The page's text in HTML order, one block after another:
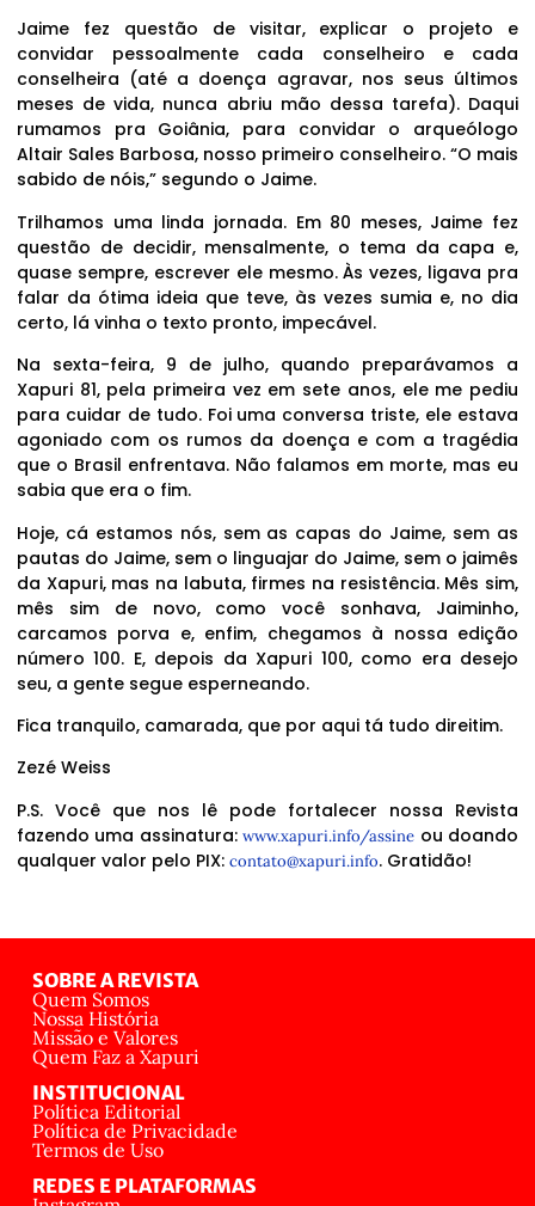
Jaime fez questão de visitar, explicar o projeto e
convidar pessoalmente cada conselheiro e cada
conselheira (até a doença agravar, nos seus últimos
meses de vida, nunca abriu mão dessa tarefa). Daqui
rumamos pra Goiânia, para convidar o arqueólogo
Altair Sales Barbosa, nosso primeiro conselheiro. “O mais
sabido de nóis,” segundo o Jaime.
Trilhamos uma linda jornada. Em 80 meses, Jaime fez
questão de decidir, mensalmente, o tema da capa e,
quase sempre, escrever ele mesmo. Às vezes, ligava pra
falar da ótima ideia que teve, às vezes sumia e, no dia
certo, lá vinha o texto pronto, impecável.
Na sexta-feira, 9 de julho, quando preparávamos a
Xapuri 81, pela primeira vez em sete anos, ele me pediu
para cuidar de tudo. Foi uma conversa triste, ele estava
agoniado com os rumos da doença e com a tragédia
que o Brasil enfrentava. Não falamos em morte, mas eu
sabia que era o fim.
Hoje, cá estamos nós, sem as capas do Jaime, sem as
pautas do Jaime, sem o linguajar do Jaime, sem o jaimês
da Xapuri, mas na labuta, firmes na resistência. Mês sim,
mês sim de novo, como você sonhava, Jaiminho,
carcamos porva e, enfim, chegamos à nossa edição
número 100. E, depois da Xapuri 100, como era desejo
seu, a gente segue esperneando.
Fica tranquilo, camarada, que por aqui tá tudo direitim.
Zezé Weiss
P.S. Você que nos lê pode fortalecer nossa Revista
fazendo uma assinatura:www.xapuri.info/assine ou doando
qualquer valor pelo PIX: contato@xapuri.info. Gratidão!
SOBRE A REVISTA
Quem Somos
Nossa História
Missão e Valores
Quem Faz a Xapuri
INSTITUCIONAL
Política Editorial
Política de Privacidade
Termos de Uso
REDES E PLATAFORMAS